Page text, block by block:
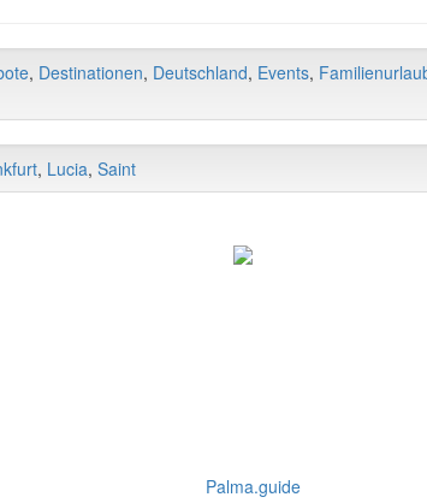
, Destinationen, Deutschland, Events,
, Lucia, Saint